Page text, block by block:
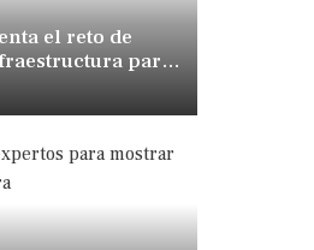
el reto de
para